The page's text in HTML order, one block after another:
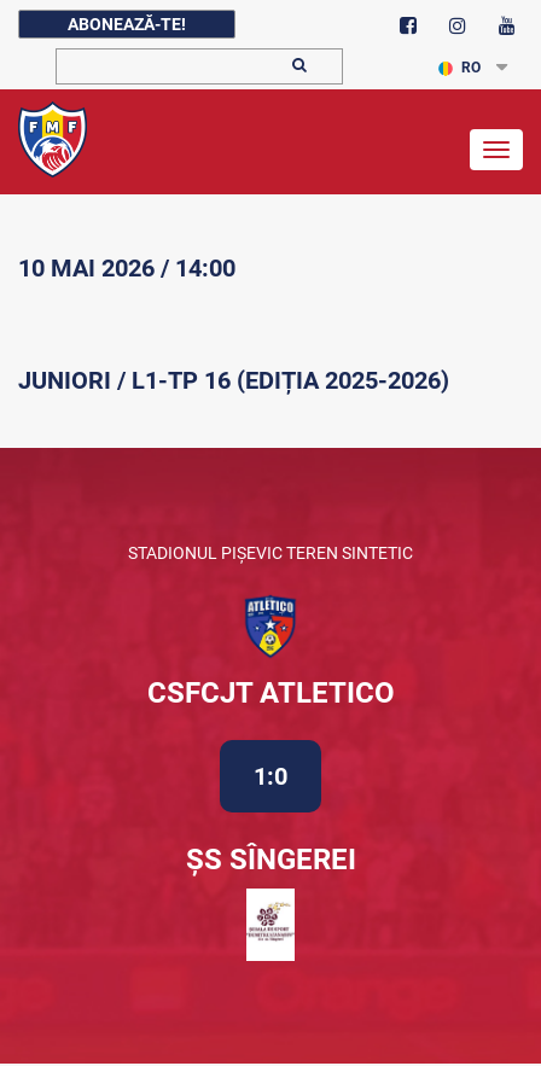
ABONEAZĂ-TE!
RO
10 MAI 2026 / 14:00
JUNIORI / L1-TP 16 (EDIȚIA 2025-2026)
STADIONUL PIȘEVIC TEREN SINTETIC
CSFCJT ATLETICO
1:0
ȘS SÎNGEREI